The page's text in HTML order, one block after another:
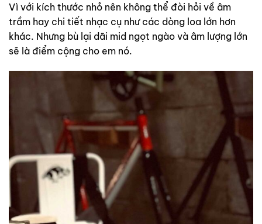
Vì với kích thước nhỏ nên không thể đòi hỏi về âm
trầm hay chi tiết nhạc cụ như các dòng loa lớn hơn
khác. Nhưng bù lại dãi mid ngọt ngào và âm lượng lớn
sẽ là điểm cộng cho em nó.